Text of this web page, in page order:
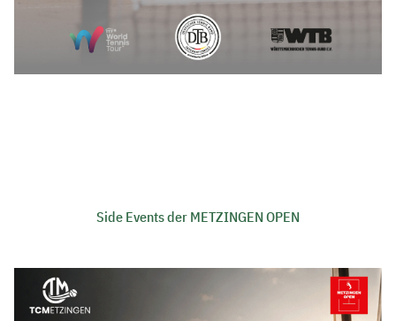
Side Events der METZINGEN OPEN